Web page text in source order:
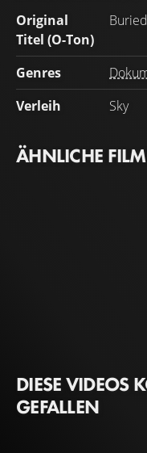
Original
Titel (O-Ton)
Genres
Verleih
Sky
ÄHNLICHE
DIESE VIDEOS
GEFALLEN